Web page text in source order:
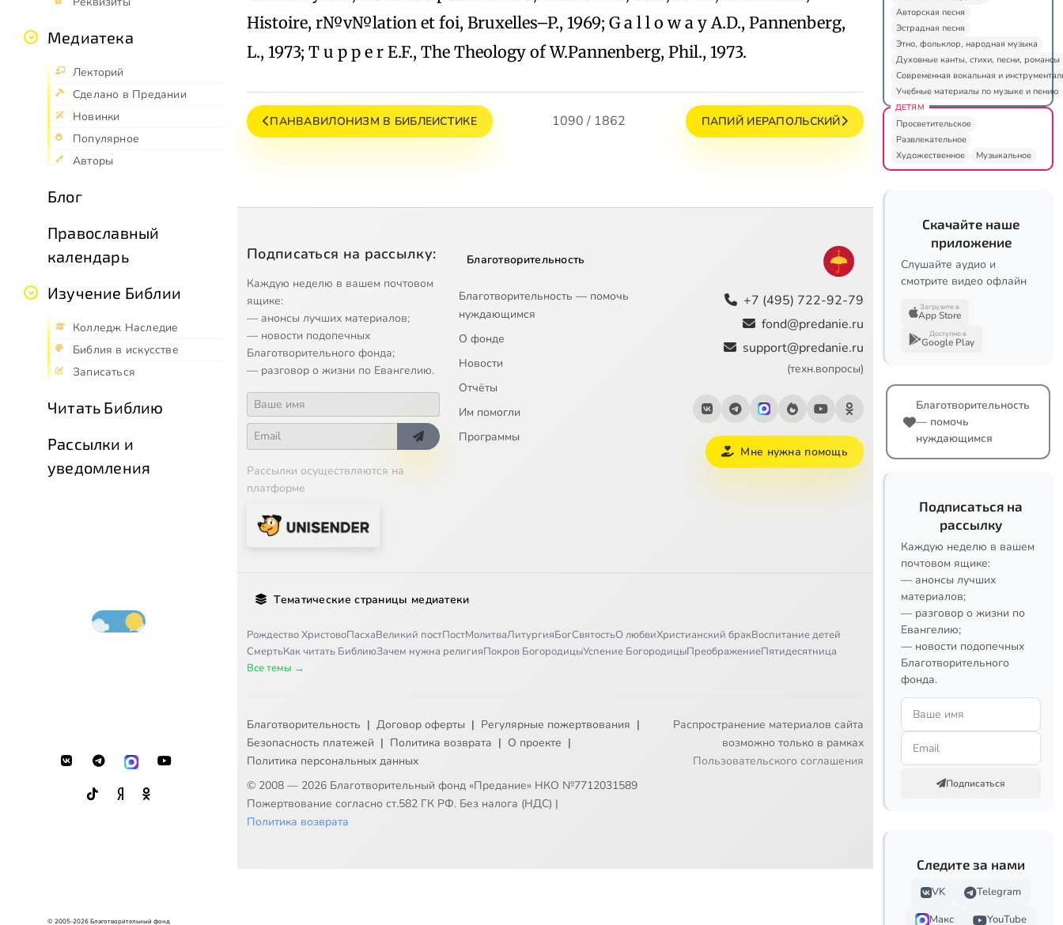
Медиатека
Лекторий
Сделано в Предании
Новинки
Популярное
Авторы
Блог
Православный
календарь
Изучение Библии
Колледж Наследие
Библия в искусстве
Записаться
Читать Библию
Рассылки и
уведомления
© 2005-2026 Благотворительный фонд
Histoire, r№v№lation et foi, Bruxelles–P., 1969; G a l l o w a y A.D., Pannenberg,
L., 1973; T u p p e r E.F., The Theology of W.Pannenberg, Phil., 1973.
ПАНВАВИЛОНИЗМ В БИБЛЕИСТИКЕ 1090 / 1862 ПАПИЙ ИЕРАПОЛЬСКИЙ
Подписаться на рассылку:
Каждую неделю в вашем почтовом
ящике:
— анонсы лучших материалов;
— новости подопечных
Благотворительного фонда;
— разговор о жизни по Евангелию.
Рассылки осуществляются на
платформе
Благотворительность
Благотворительность — помочь
нуждающимся
О фонде
Новости
Отчёты
Им помогли
Программы
+7 (495) 722-92-79
fond@predanie.ru
support@predanie.ru
(техн.вопросы)
Мне нужна помощь
Тематические страницы медиатеки
Рождество ХристовоПасхаВеликий постПостМолитваЛитургияБогСвятостьО любвиХристианский бракВоспитание детей
СмертьКак читать БиблиюЗачем нужна религияПокров БогородицыУспение БогородицыПреображениеПятидесятница
Все темы →
Благотворительность | Договор оферты | Регулярные пожертвования |
Безопасность платежей | Политика возврата | О проекте |
Политика персональных данных
© 2008 — 2026 Благотворительный фонд «Предание» НКО №7712031589
Пожертвование согласно ст.582 ГК РФ. Без налога (НДС) |
Политика возврата
Распространение материалов сайта
возможно только в рамках
Пользовательского соглашения
Авторская песня
Эстрадная песня
Этно, фольклор, народная музыка
Духовные канты, стихи, песни, романсы
Современная вокальная и
Учебные материалы по музыке и пению
ДЕТЯМ
Просветительское
Развлекательное
Художественное
Музыкальное
Скачайте наше
приложение
Слушайте аудио и
смотрите видео офлайн
Загрузите в
App Store
Доступно в
Google Play
Благотворительность
— помочь
нуждающимся
Подписаться на
рассылку
Каждую неделю в вашем
почтовом ящике:
— анонсы лучших
материалов;
— разговор о жизни по
Евангелию;
— новости подопечных
Благотворительного
фонда.
Подписаться
Следите за нами
VK
Telegram
Макс
YouTube